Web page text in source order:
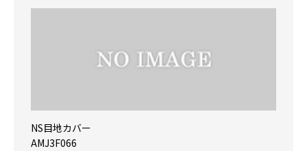
NS目地カバー
AMJ3F066